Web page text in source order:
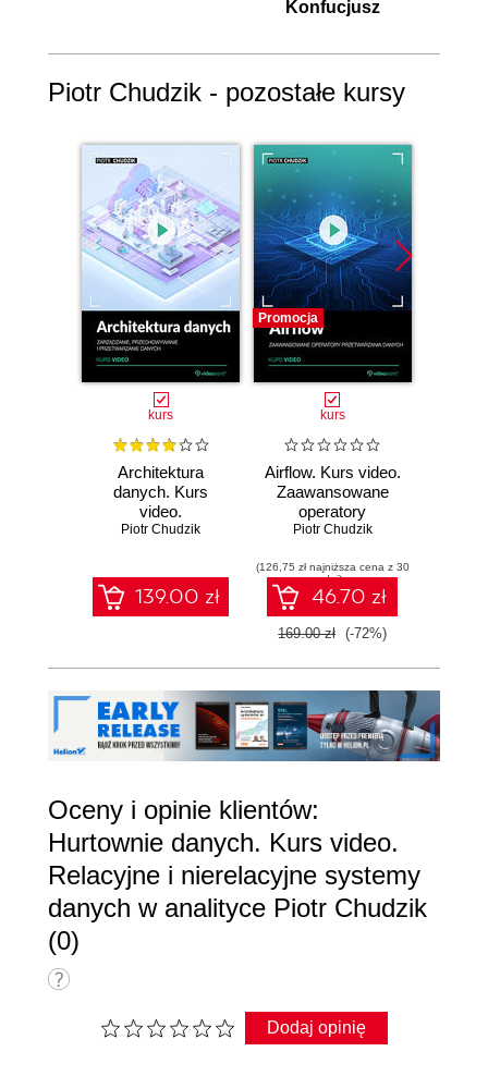
Konfucjusz
Piotr Chudzik - pozostałe kursy
kurs
Architektura
danych. Kurs
video.
Zarządzanie,
danych
Piotr Chudzik
139.00 zł
Promocja
kurs
Airflow. Kurs video.
Zaawansowane
operatory
przetwarzania
Piotr Chudzik
(126,75 zł najniższa cena z 30
dni)
46.70 zł
169.00 zł (-72%)
Oceny i opinie klientów:
Hurtownie danych. Kurs video.
Relacyjne i nierelacyjne systemy
danych w analityce Piotr Chudzik
(0)
Dodaj opinię